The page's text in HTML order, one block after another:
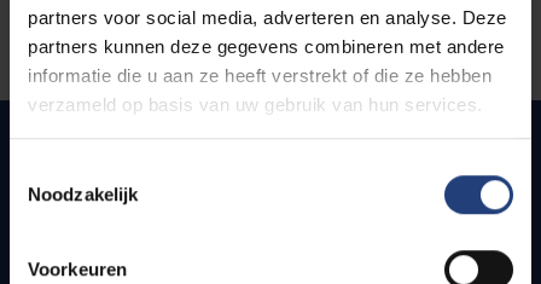
partners voor social media, adverteren en analyse. Deze
partners kunnen deze gegevens combineren met andere
informatie die u aan ze heeft verstrekt of die ze hebben
verzameld op basis van uw gebruik van hun services.
Noodzakelijk
Voorkeuren
Snel naar